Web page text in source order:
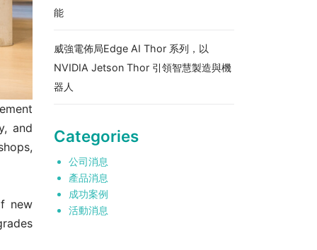
and
new
能
威強電佈局Edge AI Thor 系列，以
NVIDIA Jetson Thor 引領智慧製造與機
器人
Categories
公司消息
產品消息
成功案例
活動消息